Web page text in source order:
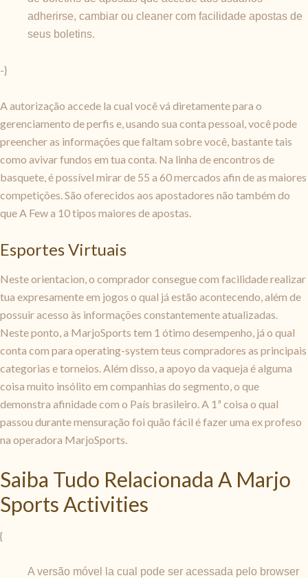
adherirse, cambiar ou cleaner com facilidade apostas de
seus boletins.
-}
A autorização accede la cual você vá diretamente para o
gerenciamento de perfis e, usando sua conta pessoal, você pode
preencher as informações que faltam sobre você, bastante tais
como avivar fundos em tua conta. Na linha de encontros de
basquete, é possível mirar de 55 a 60 mercados afin de as maiores
competições. São oferecidos aos apostadores não também do
que A Few a 10 tipos maiores de apostas.
Esportes Virtuais
Neste orientacion, o comprador consegue com facilidade realizar
tua expresamente em jogos o qual já estão acontecendo, além de
possuir acesso às informações constantemente atualizadas.
Neste ponto, a MarjoSports tem 1 ótimo desempenho, já o qual
conta com para operating-system teus compradores as principais
categorias e torneios. Além disso, a apoyo da vaqueja é alguma
coisa muito insólito em companhias do segmento, o que
demonstra afinidade com o País brasileiro. A 1ª coisa o qual
passou durante mensuração foi quão fácil é fazer uma ex profeso
na operadora MarjoSports.
Saiba Tudo Relacionada A Marjo
Sports Activities
{
A versão móvel la cual pode ser acessada pelo browser